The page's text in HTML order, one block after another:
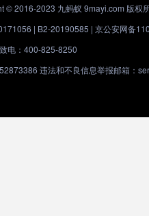
© 2016-2023 九蚂蚁 9mayi.com 版权
| B2-20190585 | 京公安网备
电：400-825-8250
违法和不良信息举报邮箱：